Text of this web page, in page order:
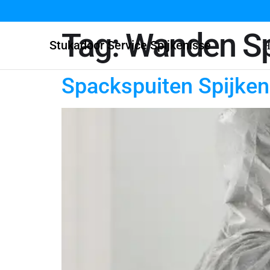
Stukadoor Service Spijkenisse
Tag:Wanden
Spackspuiten